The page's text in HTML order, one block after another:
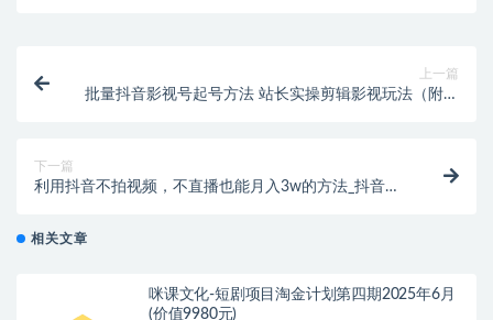
上一篇
批量抖音影视号起号方法 站长实操剪辑影视玩法（附软
下一篇
利用抖音不拍视频，不直播也能月入3w的方法_抖音赚
相关文章
咪课文化-短剧项目淘金计划第四期2025年6月
(价值9980元)